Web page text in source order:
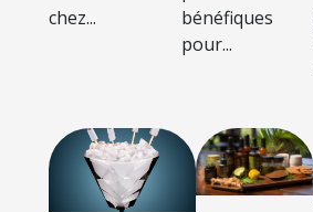
chez...
bénéfiques
pour...